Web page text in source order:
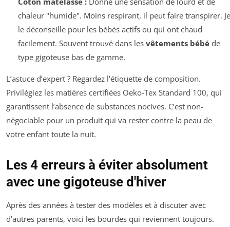
chaleur "humide". Moins respirant, il peut faire transpirer. Je
le déconseille pour les bébés actifs ou qui ont chaud
facilement. Souvent trouvé dans les vêtements bébéde
type gigoteuse bas de gamme.
L’astuce d’expert ? Regardez l’étiquette de composition.
Privilégiez les matières certifiées Oeko-Tex Standard 100, qui
garantissent l’absence de substances nocives. C’est non-
négociable pour un produit qui va rester contre la peau de
votre enfant toute la nuit.
Les 4 erreurs à éviter absolument
avec une gigoteuse d'hiver
Après des années à tester des modèles et à discuter avec
d’autres parents, voici les bourdes qui reviennent toujours.